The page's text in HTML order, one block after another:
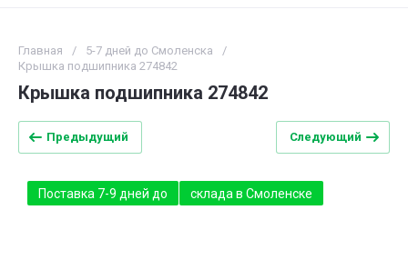
Главная / 5-7 дней до Смоленска
/
Крышка подшипника 274842
Крышка подшипника 274842
Предыдущий Следующий
Поставка 7-9 дней до склада в Смоленске